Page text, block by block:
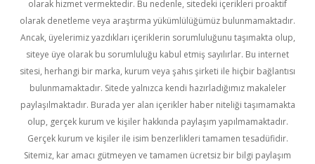
olarak hizmet vermektedir. Bu nedenle, sitedeki içerikleri proaktif
olarak denetleme veya araştırma yükümlülüğümüz bulunmamaktadır.
Ancak, üyelerimiz yazdıkları içeriklerin sorumluluğunu taşımakta olup,
siteye üye olarak bu sorumluluğu kabul etmiş sayılırlar. Bu internet
sitesi, herhangi bir marka, kurum veya şahıs şirketi ile hiçbir bağlantısı
bulunmamaktadır. Sitede yalnızca kendi hazırladığımız makaleler
paylaşılmaktadır. Burada yer alan içerikler haber niteliği taşımamakta
olup, gerçek kurum ve kişiler hakkında paylaşım yapılmamaktadır.
Gerçek kurum ve kişiler ile isim benzerlikleri tamamen tesadüfidir.
Sitemiz, kar amacı gütmeyen ve tamamen ücretsiz bir bilgi paylaşım